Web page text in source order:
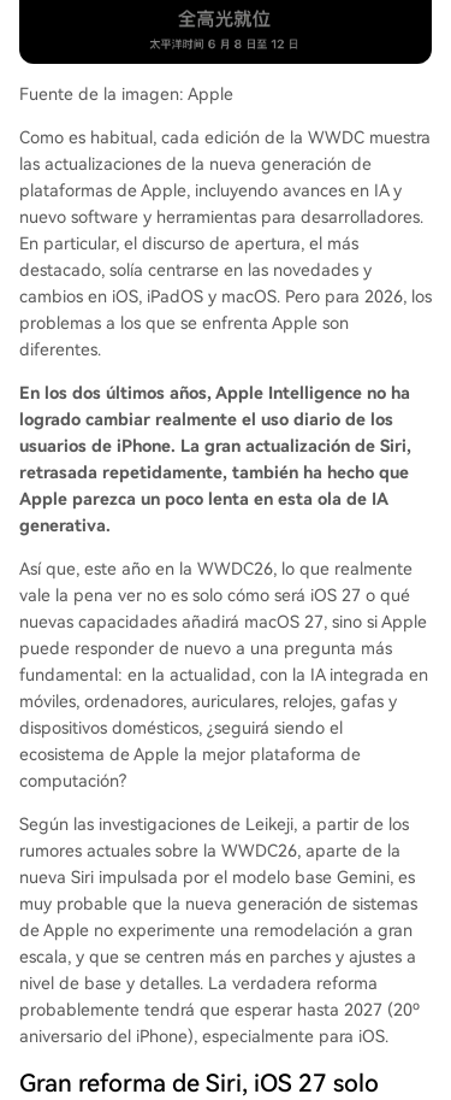
e para chips Intel. Safari también recibirá mejora
periencia diaria del usuario, yendo más allá de f
unciones aisladas para convertirse en una capa
de inteligencia cohesiva en todos sus dispositivo
s. Esta WWDC es crucial para que Apple recupe
re terreno en la era de la IA generativa.
Fuente de la imagen: Apple
Como es habitual, cada edición de la WWDC muestra
las actualizaciones de la nueva generación de
plataformas de Apple, incluyendo avances en IA y
nuevo software y herramientas para desarrolladores.
En particular, el discurso de apertura, el más
destacado, solía centrarse en las novedades y
cambios en iOS, iPadOS y macOS. Pero para 2026, los
problemas a los que se enfrenta Apple son
diferentes.
En los dos últimos años, Apple Intelligence no ha
logrado cambiar realmente el uso diario de los
usuarios de iPhone. La gran actualización de Siri,
retrasada repetidamente, también ha hecho que
Apple parezca un poco lenta en esta ola de IA
generativa.
Así que, este año en la WWDC26, lo que realmente
vale la pena ver no es solo cómo será iOS 27 o qué
nuevas capacidades añadirá macOS 27, sino si Apple
puede responder de nuevo a una pregunta más
fundamental: en la actualidad, con la IA integrada en
móviles, ordenadores, auriculares, relojes, gafas y
dispositivos domésticos, ¿seguirá siendo el
ecosistema de Apple la mejor plataforma de
computación?
Según las investigaciones de Leikeji, a partir de los
rumores actuales sobre la WWDC26, aparte de la
nueva Siri impulsada por el modelo base Gemini, es
muy probable que la nueva generación de sistemas
de Apple no experimente una remodelación a gran
escala, y que se centren más en parches y ajustes a
nivel de base y detalles. La verdadera reforma
probablemente tendrá que esperar hasta 2027 (20º
aniversario del iPhone), especialmente para iOS.
Gran reforma de Siri, iOS 27 solo